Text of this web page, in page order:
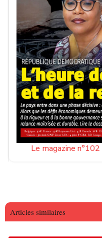
Le magazine
Articles similaires